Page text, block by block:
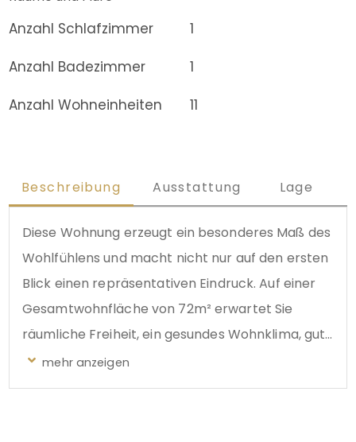
Anzahl Schlafzimmer
1
Anzahl Badezimmer
1
Anzahl Wohneinheiten
11
Beschreibung Ausstattung Lage
Diese Wohnung erzeugt ein besonderes Maß des
Wohlfühlens und macht nicht nur auf den ersten
Blick einen repräsentativen Eindruck. Auf einer
Gesamtwohnfläche von 72m² erwartet Sie
räumliche Freiheit, ein gesundes Wohnklima, gute
Energieeffizienz, viel Licht, und eine Ausstattung
nach zeitgemäßen Standards. Sie können sofort